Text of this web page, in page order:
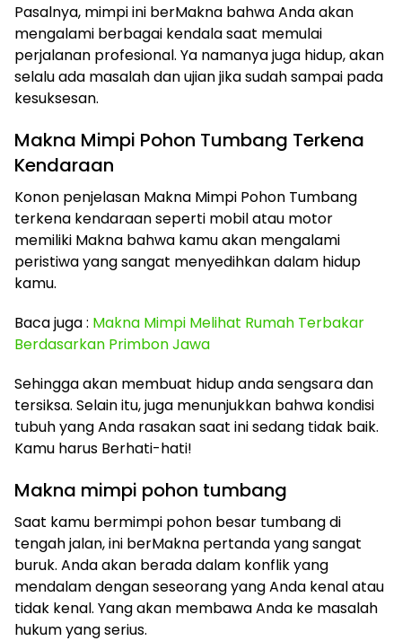
Pasalnya, mimpi ini berMakna bahwa Anda akan
mengalami berbagai kendala saat memulai
perjalanan profesional. Ya namanya juga hidup, akan
selalu ada masalah dan ujian jika sudah sampai pada
kesuksesan.
Makna Mimpi Pohon Tumbang Terkena
Kendaraan
Konon penjelasan Makna Mimpi Pohon Tumbang
terkena kendaraan seperti mobil atau motor
memiliki Makna bahwa kamu akan mengalami
peristiwa yang sangat menyedihkan dalam hidup
kamu.
Baca juga : Makna Mimpi Melihat Rumah Terbakar
Berdasarkan Primbon Jawa
Sehingga akan membuat hidup anda sengsara dan
tersiksa. Selain itu, juga menunjukkan bahwa kondisi
tubuh yang Anda rasakan saat ini sedang tidak baik.
Kamu harus Berhati-hati!
Makna mimpi pohon tumbang
Saat kamu bermimpi pohon besar tumbang di
tengah jalan, ini berMakna pertanda yang sangat
buruk. Anda akan berada dalam konflik yang
mendalam dengan seseorang yang Anda kenal atau
tidak kenal. Yang akan membawa Anda ke masalah
hukum yang serius.